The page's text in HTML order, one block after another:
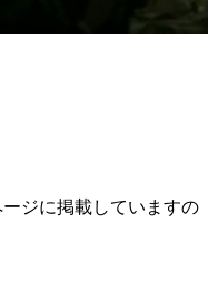
ージに掲載していますの